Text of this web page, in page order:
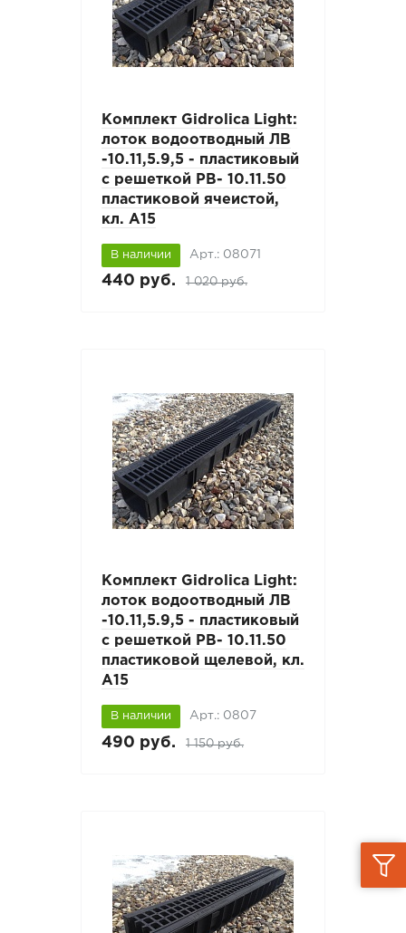
Комплект Gidrolica Light:
лоток водоотводный ЛВ
-10.11,5.9,5 - пластиковый
с решеткой РВ- 10.11.50
пластиковой ячеистой,
кл. A15
В наличии Арт.: 08071
440 руб. 1 020 руб.
Комплект Gidrolica Light:
лоток водоотводный ЛВ
-10.11,5.9,5 - пластиковый
с решеткой РВ- 10.11.50
пластиковой щелевой, кл.
A15
В наличии Арт.: 0807
490 руб. 1 150 руб.